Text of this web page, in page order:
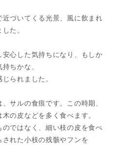
づいてくる光景、風に飲まれ
た。
心した気持ちになり、もしか
ちかな、
られました。
サルの食痕です。この時期、
の皮などを多く食べます。
ではなく、細い枝の皮を食べ
れた小枝の残骸やフンを